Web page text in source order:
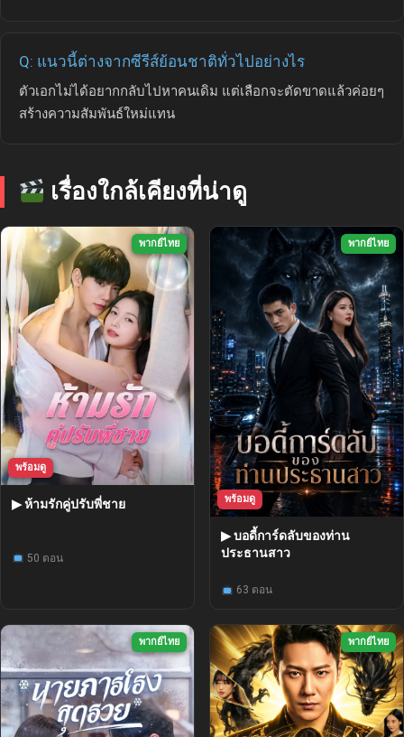
Q: แนวนี้ต่างจากซีรีส์ย้อนชาติทั่วไปอย่างไร
ตัวเอกไม่ได้อยากกลับไปหาคนเดิม แต่เลือกจะตัดขาดแล้วค่อยๆ
สร้างความสัมพันธ์ใหม่แทน
เรื่องใกล้เคียงที่น่าดู
พากย์ไทย
พร้อมดู
▶ ห้ามรักคู่ปรับพี่ชาย
50 ตอน
พากย์ไทย
พร้อมดู
▶ บอดี้การ์ดลับของท่าน
ประธานสาว
63 ตอน
พากย์ไทย พากย์ไทย